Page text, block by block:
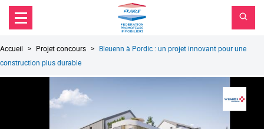
Aller au contenu principal
Aller au menu principal
Aller à la recherche
FPI
France
Accueil Projet concours
Bleuenn à Pordic : un projet innovant pour une
construction plus durable